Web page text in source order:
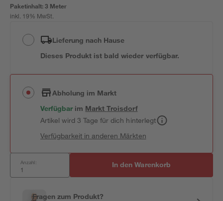
Paketinhalt:3 Meter
inkl. 19% MwSt.
Lieferung nach Hause
Dieses Produkt ist bald wieder verfügbar.
Abholung im Markt
Verfügbar im MarktTroisdorf
Artikel wird 3 Tage für dich hinterlegt
Verfügbarkeit in anderen Märkten
Anzahl: In den Warenkorb
Fragen zum Produkt?